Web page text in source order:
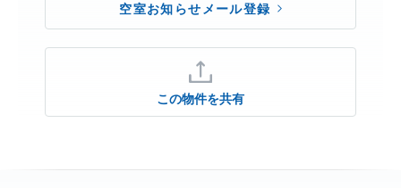
空室お知らせメール登録
この物件を共有